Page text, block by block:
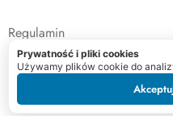
Regulamin
Polityka prywatności
Prywatność i pliki cookies
Używamy plików cookie do